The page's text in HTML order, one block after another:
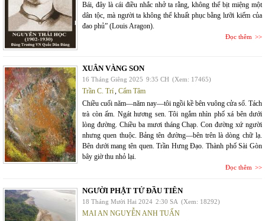
Bái, đây là cái điều nhắc nhở ta rằng, không thể bịt miệng một
dân tộc, mà người ta không thể khuất phục bằng lưỡi kiếm của
đao phủ” (Louis Aragon).
Đọc thêm
XUÂN VÀNG SON
16 Tháng Giêng 2025 9:35 CH (Xem: 17465)
Trần C. Trí, Cẩm Tâm
Chiều cuối năm—năm nay—tôi ngồi kề bên vuông cửa sổ. Tách
trà còn ấm. Ngát hương sen. Tôi ngắm nhìn phố xá bên dưới
lòng đường. Chiều ba mươi tháng Chạp. Con đường xứ người
nhưng quen thuộc. Bảng tên đường—bên trên là dòng chữ lạ.
Bên dưới mang tên quen. Trần Hưng Đạo. Thành phố Sài Gòn
bây giờ thu nhỏ lại.
Đọc thêm
NGƯỜI PHẬT TỬ ĐẦU TIÊN
18 Tháng Mười Hai 2024 2:30 SA (Xem: 18292)
MAI AN NGUYỄN ANH TUẤN